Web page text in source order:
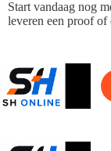
Ga
naar
Start vandaag nog
leveren een proof